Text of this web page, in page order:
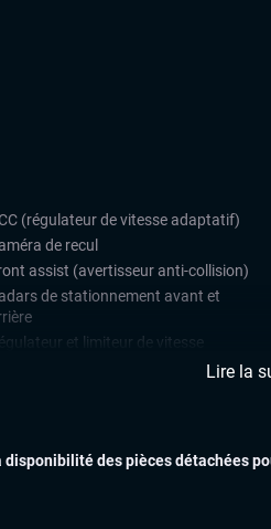
(régulateur de vitesse adaptatif)
de recul
assist (avertisseur anti-collision)
de stationnement avant et
et limiteur de vitesse
chauffants
Lire la
des pièces détachées